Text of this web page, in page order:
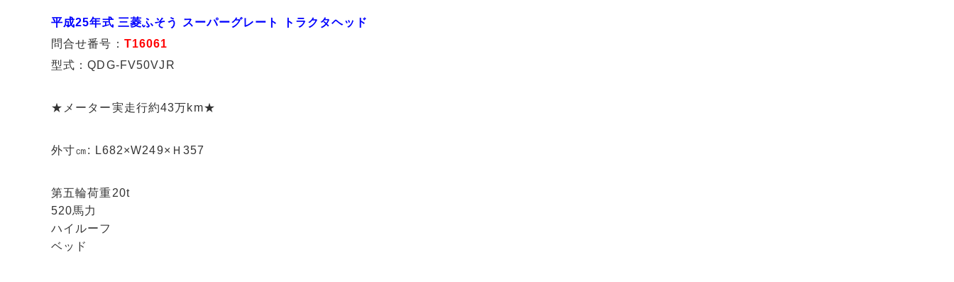
平成25年式 三菱ふそう スーパーグレート トラクタヘッド
問合せ番号： T16061
型式：QDG-FV50VJR
★メーター実走行約43万km★
外寸㎝: L682×W249×Ｈ357
第五輪荷重20t
520馬力
ハイルーフ
ベッド